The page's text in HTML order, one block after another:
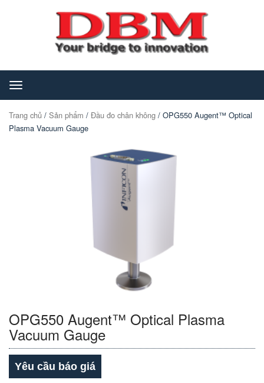
Toggle
navigation
Trang chủ / Sản phẩm / Đầu đo chân không / OPG550 Augent™ Optical
Plasma Vacuum Gauge
OPG550 Augent™ Optical Plasma
Vacuum Gauge
Yêu cầu báo giá